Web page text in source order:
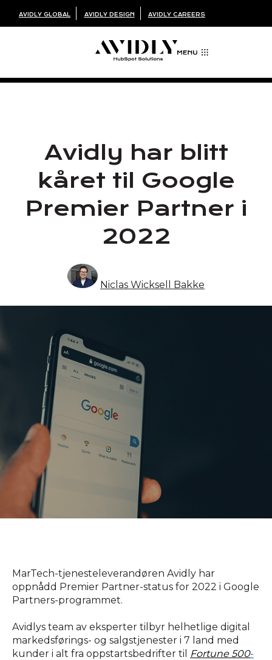
AVIDLY GLOBAL AVIDLY DESIGN AVIDLY CAREERS
Avidly har blitt
kåret til Google
Premier Partner i
2022
Niclas Wicksell Bakke
MarTech-tjenesteleverandøren Avidly har
oppnådd Premier Partner-status for 2022 i Google
Partners-programmet.
Avidlys team av eksperter tilbyr helhetlige digital
markedsførings- og salgstjenester i 7 land med
kunder i alt fra oppstartsbedrifter til
Fortune 500-